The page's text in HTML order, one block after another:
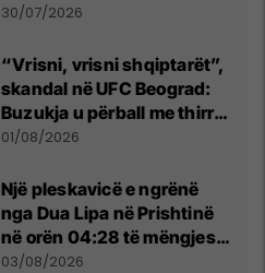
së
30/07/2026
“Vrisni, vrisni shqiptarët”,
skandal në UFC Beograd:
Buzukja u përball me thirrje
anti-shqiptare nga
01/08/2026
Një pleskavicë e ngrënë
nga Dua Lipa në Prishtinë
në orën 04:28 të mëngjesit
- dhe bota digjitale serbe
03/08/2026